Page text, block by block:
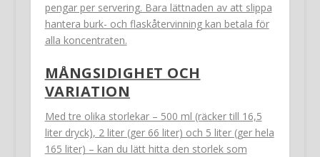
pengar per servering. Bara lättnaden av att slippa
hantera burk- och flaskåtervinning kan betala för
alla koncentraten.
MÅNGSIDIGHET OCH
VARIATION
Med tre olika storlekar – 500 ml (räcker till 16,5
liter dryck), 2 liter (ger 66 liter) och 5 liter (ger hela
165 liter) – kan du lätt hitta den storlek som